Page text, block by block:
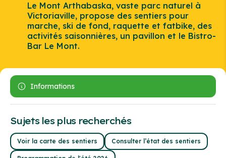
Le Mont Arthabaska, vaste parc naturel à
Victoriaville, propose des sentiers pour
marche, ski de fond, raquette et fatbike, des
activités saisonnières, un pavillon et le Bistro-
Bar Le Mont.
Informations
Sujets les plus recherchés
Voir la carte des sentiers Consulter l’état des sentiers